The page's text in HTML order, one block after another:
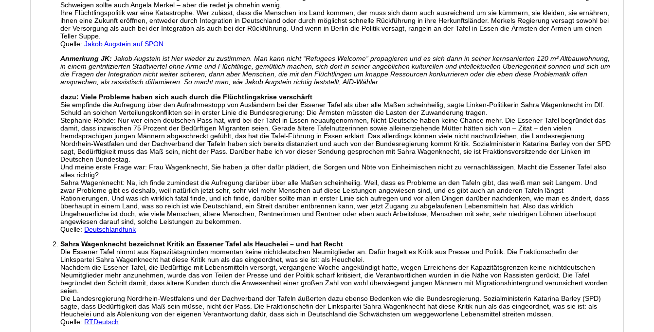
Schweigen sollte auch Angela Merkel – aber die redet ja ohnehin wenig.
Ihre Flüchtlingspolitik war eine Katastrophe. Wer zulässt, dass die Menschen ins Land kommen, der muss sich dann auch ausreichend um sie kümmern, sie kleiden, sie ernähren,
ihnen eine Zukunft eröffnen, entweder durch Integration in Deutschland oder durch möglichst schnelle Rückführung in ihre Herkunftsländer. Merkels Regierung versagt sowohl bei
der Versorgung als auch bei der Integration als auch bei der Rückführung. Und wenn in Berlin die Politik versagt, rangeln an der Tafel in Essen die Ärmsten der Armen um einen
Teller Suppe.
Quelle:Jakob Augstein auf SPON
Anmerkung JK: Jakob Augstein ist hier wieder zu zustimmen. Man kann nicht “Refugees Welcome” propagieren und es sich dann in seiner kernsanierten 120 m² Altbauwohnung,
in einem gentrifizierten Stadtviertel ohne Arme und Flüchtlinge, gemütlich machen, sich dort in seiner angeblichen kulturellen und intellektuellen Überlegenheit sonnen und sich um
die Fragen der Integration nicht weiter scheren, dann aber Menschen, die mit den Flüchtlingen um knappe Ressourcen konkurrieren oder die eben diese Problematik offen
ansprechen, als rassistisch diffamieren. So macht man, wie Jakob Augstein richtig feststellt, AfD-Wähler.
dazu: Viele Probleme haben sich auch durch die Flüchtlingskrise verschärft
Sie empfinde die Aufregung über den Aufnahmestopp von Ausländern bei der Essener Tafel als über alle Maßen scheinheilig, sagte Linken-Politikerin Sahra Wagenknecht im Dlf.
Schuld an solchen Verteilungskonflikten sei in erster Linie die Bundesregierung: Die Ärmsten müssten die Lasten der Zuwanderung tragen.
Stephanie Rohde: Nur wer einen deutschen Pass hat, wird bei der Tafel in Essen neuaufgenommen, Nicht-Deutsche haben keine Chance mehr. Die Essener Tafel begründet das
damit, dass inzwischen 75 Prozent der Bedürftigen Migranten seien. Gerade ältere Tafelnutzerinnen sowie alleinerziehende Mütter hätten sich von – Zitat – den vielen
fremdsprachigen jungen Männern abgeschreckt gefühlt, das hat die Tafel-Führung in Essen erklärt. Das allerdings können viele nicht nachvollziehen, die Landesregierung
Nordrhein-Westfalen und der Dachverband der Tafeln haben sich bereits distanziert und auch von der Bundesregierung kommt Kritik. Sozialministerin Katarina Barley von der SPD
sagt, Bedürftigkeit muss das Maß sein, nicht der Pass. Darüber habe ich vor dieser Sendung gesprochen mit Sahra Wagenknecht, sie ist Fraktionsvorsitzende der Linken im
Deutschen Bundestag.
Und meine erste Frage war: Frau Wagenknecht, Sie haben ja öfter dafür plädiert, die Sorgen und Nöte von Einheimischen nicht zu vernachlässigen. Macht die Essener Tafel also
alles richtig?
Sahra Wagenknecht: Na, ich finde zumindest die Aufregung darüber über alle Maßen scheinheilig. Weil, dass es Probleme an den Tafeln gibt, das weiß man seit Langem. Und
zwar Probleme gibt es deshalb, weil natürlich jetzt sehr, sehr viel mehr Menschen auf diese Leistungen angewiesen sind, und es gibt auch an anderen Tafeln längst
Rationierungen. Und was ich wirklich fatal finde, und ich finde, darüber sollte man in erster Linie sich aufregen und vor allen Dingen darüber nachdenken, wie man es ändert, dass
überhaupt in einem Land, was so reich ist wie Deutschland, ein Streit darüber entbrennen kann, wer jetzt Zugang zu abgelaufenen Lebensmitteln hat. Also das wirklich
Ungeheuerliche ist doch, wie viele Menschen, ältere Menschen, Rentnerinnen und Rentner oder eben auch Arbeitslose, Menschen mit sehr, sehr niedrigen Löhnen überhaupt
angewiesen darauf sind, solche Leistungen zu bekommen.
Quelle: Deutschlandfunk
Sahra Wagenknecht bezeichnet Kritik an Essener Tafel als Heuchelei – und hat Recht
Die Essener Tafel nimmt aus Kapazitätsgründen momentan keine nichtdeutschen Neumitglieder an. Dafür hagelt es Kritik aus Presse und Politik. Die Fraktionschefin der
Linkspartei Sahra Wagenknecht hat diese Kritik nun als das eingeordnet, was sie ist: als Heuchelei.
Nachdem die Essener Tafel, die Bedürftige mit Lebensmitteln versorgt, vergangene Woche angekündigt hatte, wegen Erreichens der Kapazitätsgrenzen keine nichtdeutschen
Neumitglieder mehr anzunehmen, wurde das von Teilen der Presse und der Politik scharf kritisiert, die Verantwortlichen wurden in die Nähe von Rassisten gerückt. Die Tafel
begründet den Schritt damit, dass ältere Kunden durch die Anwesenheit einer großen Zahl von wohl überwiegend jungen Männern mit Migrationshintergrund verunsichert worden
seien.
Die Landesregierung Nordrhein-Westfalens und der Dachverband der Tafeln äußerten dazu ebenso Bedenken wie die Bundesregierung. Sozialministerin Katarina Barley (SPD)
sagte, dass Bedürftigkeit das Maß sein müsse, nicht der Pass. Die Fraktionschefin der Linkspartei Sahra Wagenknecht hat diese Kritik nun als das eingeordnet, was sie ist: als
Heuchelei und als Ablenkung von der eigenen Verantwortung dafür, dass sich in Deutschland die Schwächsten um weggeworfene Lebensmittel streiten müssen.
Quelle: RTDeutsch